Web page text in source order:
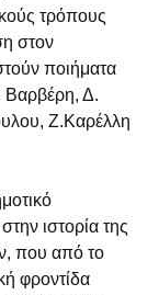
τρόπους
στον
ποιήματα
Βαρβέρη, Δ.
Ζ.Καρέλλη
ιστορία της
που από το
φροντίδα